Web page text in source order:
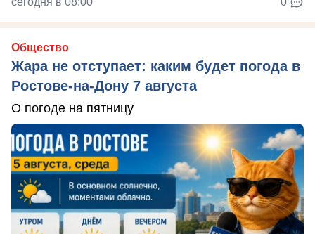
Общество
Жара не отступает: каким будет погода в
Ростове-на-Дону 7 августа
О погоде на пятницу